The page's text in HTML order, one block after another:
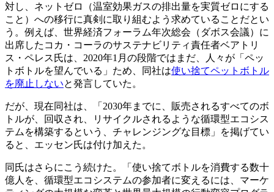
対し、ネットゼロ（温室効果ガスの排出量を実質ゼロにする
こと）への移行に真剣に取り組むよう求めていることだとい
う。例えば、世界経済フォーラム年次総会（ダボス会議）に
出席したコカ・コーラのサステナビリティ責任者ベアトリ
ス・ペレス氏は、2020年1月の段階ではまだ、人々が「ペッ
トボトルを望んでいる」ため、同社は使い捨てペットボトル
を廃止しないと発言していた。
だが、現在同社は、「2030年までに、販売されるすべてのボ
トルが、回収され、リサイクルされるような循環型エコシス
テムを構築するという、チャレンジングな目標」を掲げてい
ると、エッセン氏は付け加えた。
同氏はさらにこう続けた。「使い捨てボトルを消費する数十
億人を、循環型エコシステムの参加者に変えるには、マーケ